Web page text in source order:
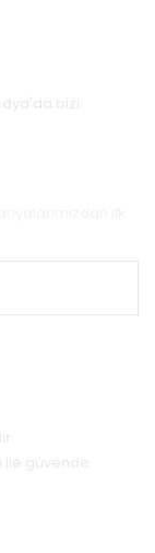
bizi
ile güvende.